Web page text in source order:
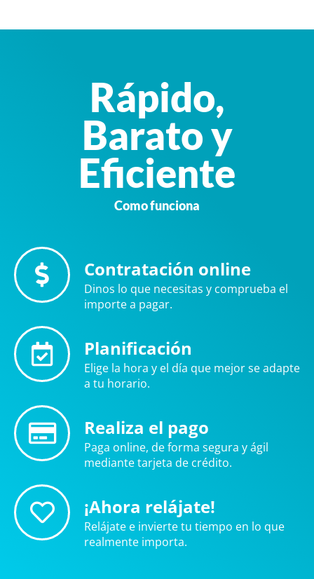
Rápido,
Barato y
Eficiente
Como funciona
Contratación online
Dinos lo que necesitas y comprueba el
importe a pagar.
Planificación
Elige la hora y el día que mejor se adapte
a tu horario.
Realiza el pago
Paga online, de forma segura y ágil
mediante tarjeta de crédito.
¡Ahora relájate!
Relájate e invierte tu tiempo en lo que
realmente importa.